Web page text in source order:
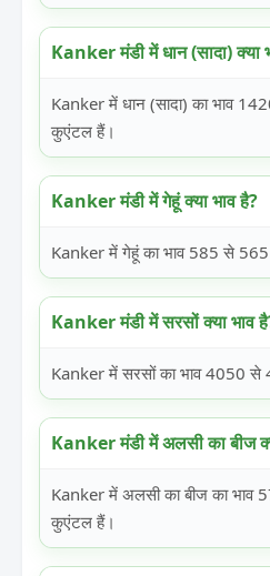
Kanker मंडी में धान (सादा) क्या
Kanker में धान (सादा) का भाव
कुएंटल हैं।
Kanker मंडी में गेहूं क्या भाव है?
Kanker में गेहूं का भाव 585 से
Kanker मंडी में सरसों क्या भाव
Kanker में सरसों का भाव 4050
Kanker मंडी में अलसी का बीज
Kanker में अलसी का बीज का भाव
कुएंटल हैं।